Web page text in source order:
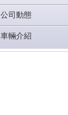
公司動態
車輛介紹